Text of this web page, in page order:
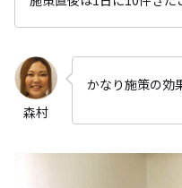
森村
かなり施策の効